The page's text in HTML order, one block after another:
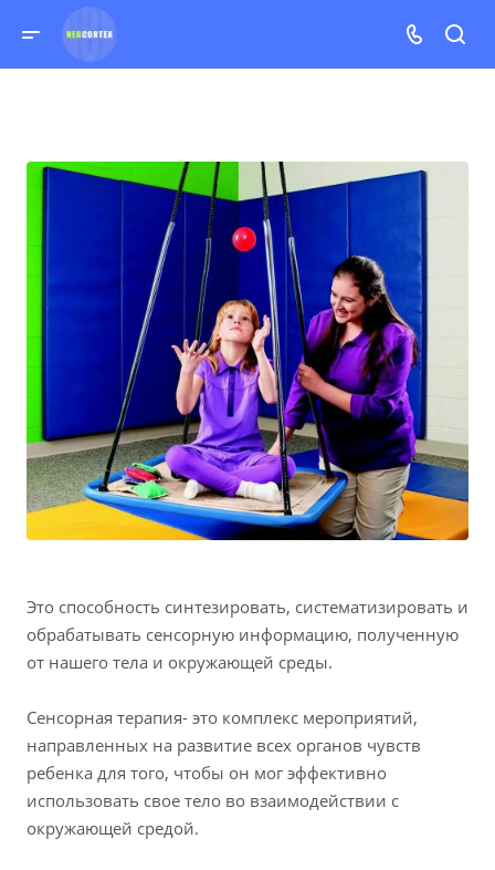
Это способность синтезировать, систематизировать и
обрабатывать сенсорную информацию, полученную
от нашего тела и окружающей среды.
Сенсорная терапия- это комплекс мероприятий,
направленных на развитие всех органов чувств
ребенка для того, чтобы он мог эффективно
использовать свое тело во взаимодействии с
окружающей средой.